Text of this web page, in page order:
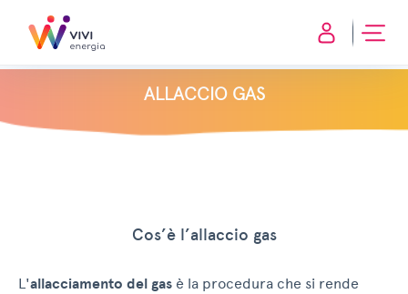
ALLACCIO GAS
Cos’è l’allaccio gas
L'allacciamento del gas è la procedura che si rende